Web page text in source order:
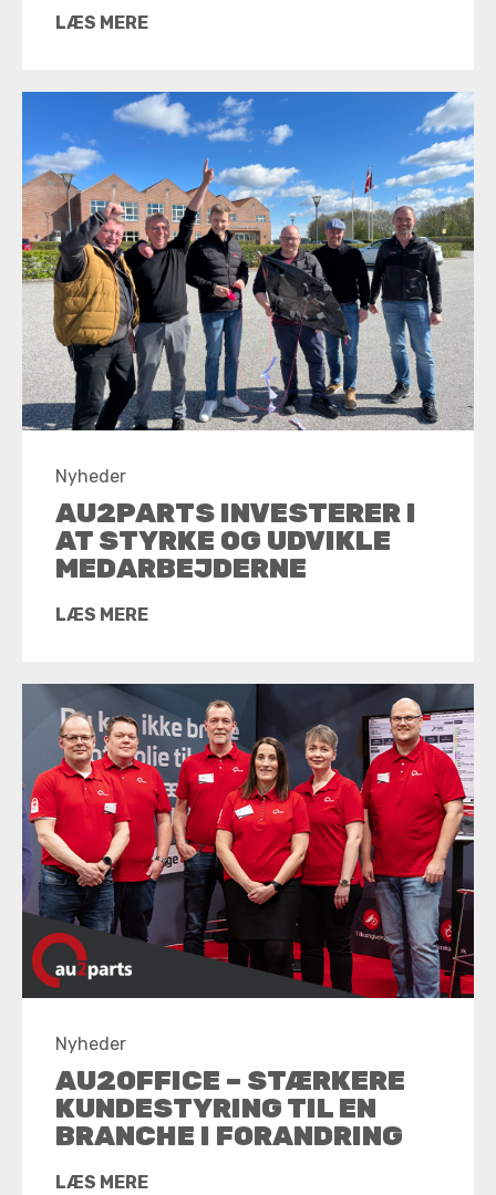
LÆS MERE
Nyheder
AU2PARTS INVESTERER I
AT STYRKE OG UDVIKLE
MEDARBEJDERNE
LÆS MERE
Nyheder
AU2OFFICE – STÆRKERE
KUNDESTYRING TIL EN
BRANCHE I FORANDRING
LÆS MERE